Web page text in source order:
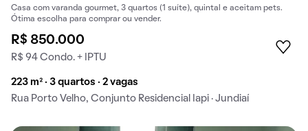
Casa com varanda gourmet, 3 quartos (1 suíte), quintal e aceitam pets.
Ótima escolha para comprar ou vender.
R$ 850.000
R$ 94 Condo. + IPTU
223 m² · 3 quartos · 2 vagas
Rua Porto Velho, Conjunto Residencial Iapi · Jundiaí